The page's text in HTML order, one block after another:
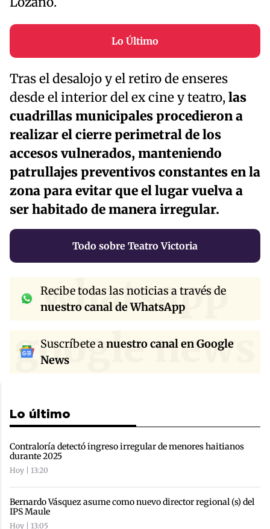
Lo Último
Tras el desalojo y el retiro de enseres
desde el interior del ex cine y teatro,las
cuadrillas municipales procedieron a
realizar el cierre perimetral de los
accesos vulnerados, manteniendo
patrullajes preventivos constantes en la
zona para evitar que el lugar vuelva a
ser habitado de manera irregular.
Todo sobre Teatro Victoria
whatsapp
Recibe todas las noticias a través de
nuestro canal de WhatsApp
google news
Suscríbete anuestro canal en Google
News
Lo último
Contraloría detectó ingreso irregular de menores haitianos
durante 2025
Hoy | 13:20
Bernardo Vásquez asume como nuevo director regional (s) del
IPS Maule
Hoy | 13:05